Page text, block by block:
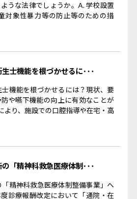
うな法律でしょうか。A. 学校設置
対象性暴力等の防止等のための措
士機能を根づかせるに･･･
機能を根づかせるには？現状、要
や嚥下機能の向上に有効なことが
より、施設での口腔指導や在宅・高
「精神科救急医療体制･･･
精神科救急医療体制整備事業」へ
診療報酬改定において「通院・在